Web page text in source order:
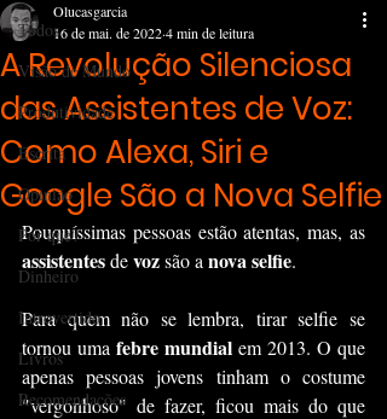
Todos
Visão de Mundo
Produtividade
Escrita
Opinião
Por que?
Dinheiro
Introvertido
Livros
Recomendações
A Revolução Silenciosa
das Assistentes de Voz:
Como Alexa, Siri e
Google São a Nova Selfie
Olucasgarcia
16 de mai. de 20224 min de leitura
assistentes de voz são a nova selfie.
Para quem não se lembra, tirar selfie se
tornou uma febre mundial em 2013. O que
apenas pessoas jovens tinham o costume
"vergonhoso" de fazer, ficou mais do que